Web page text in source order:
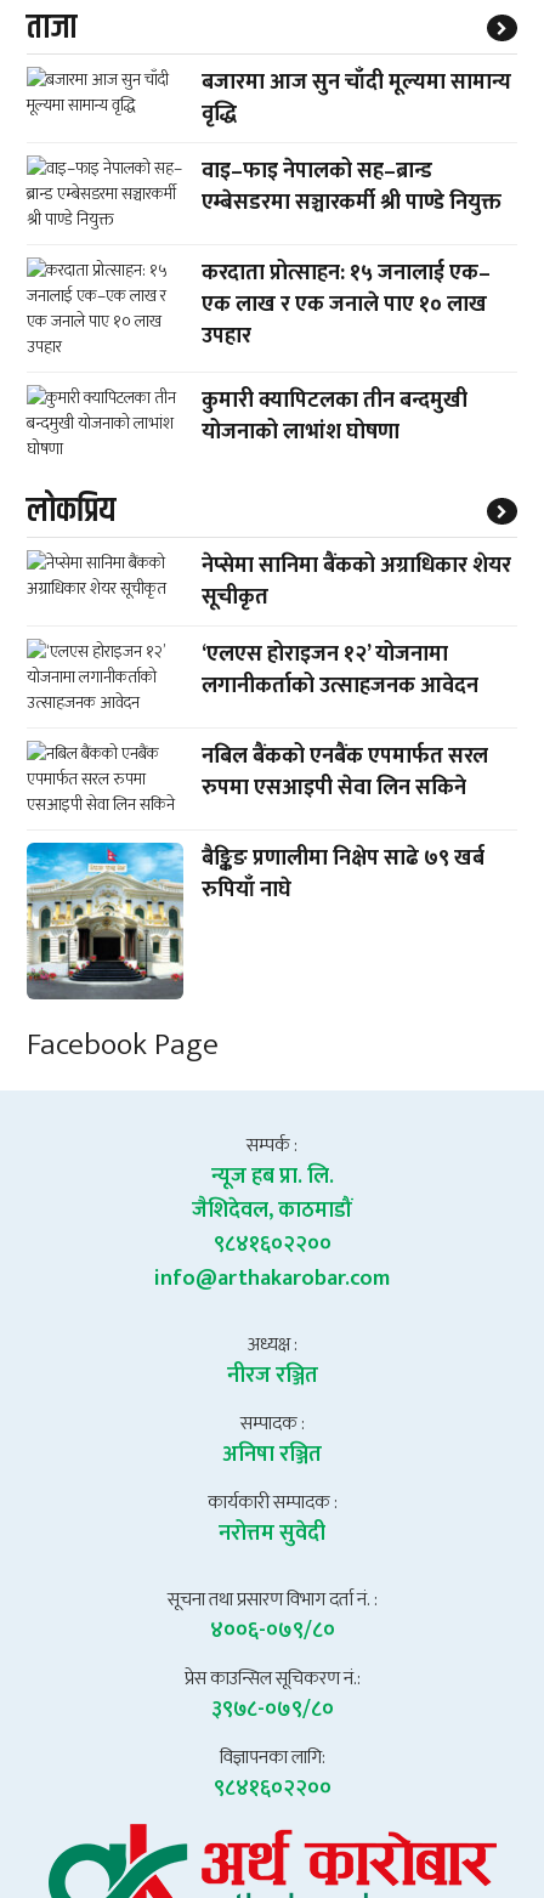
ताजा
बजारमा आज सुन चाँदी मूल्यमा सामान्य
वृद्धि
वाइ–फाइ नेपालको सह–ब्रान्ड
एम्बेसडरमा सञ्चारकर्मी श्री पाण्डे नियुक्त
करदाता प्रोत्साहन: १५ जनालाई एक–
एक लाख र एक जनाले पाए १० लाख
उपहार
कुमारी क्यापिटलका तीन बन्दमुखी
योजनाको लाभांश घोषणा
लाेकप्रिय
नेप्सेमा सानिमा बैंकको अग्राधिकार शेयर
सूचीकृत
‘एलएस होराइजन १२’ योजनामा
लगानीकर्ताको उत्साहजनक आवेदन
नबिल बैंकको एनबैंक एपमार्फत सरल
रुपमा एसआइपी सेवा लिन सकिने
बैङ्किङ प्रणालीमा निक्षेप साढे ७९ खर्ब
रुपियाँ नाघे
Facebook Page
सम्पर्क :
न्यूज हब प्रा. लि.
जैशिदेवल, काठमाडौं
९८४१६०२२००
info@arthakarobar.com
अध्यक्ष :
नीरज रञ्जित
सम्पादक :
अनिषा रञ्जित
कार्यकारी सम्पादक :
नरोत्तम सुवेदी
सूचना तथा प्रसारण विभाग दर्ता नं. :
४००६-०७९/८०
प्रेस काउन्सिल सूचिकरण नं.:
३९७८-०७९/८०
विज्ञापनका लागि:
९८४१६०२२००